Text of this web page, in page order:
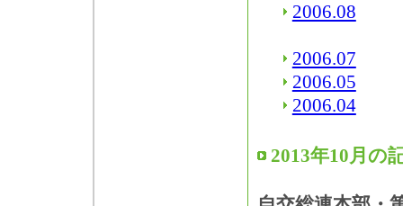
2006.08
2006.07
2006.05
2006.04
2013年10月の